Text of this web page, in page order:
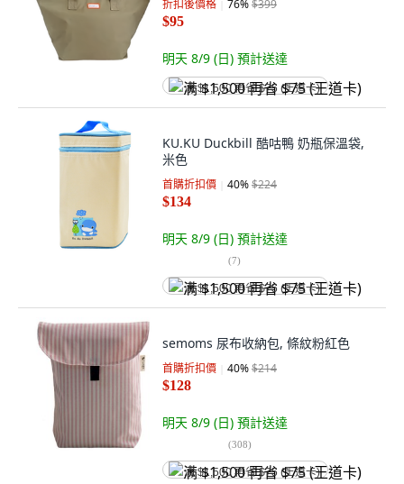
折扣後價格 76%$399
$95
明天 8/9 (日) 預計送達
满 $1,500 再省 $75 (王道卡)
KU.KU Duckbill 酷咕鴨 奶瓶保溫袋,
米色
首購折扣價 40%$224
$134
明天 8/9 (日) 預計送達
(7)
满 $1,500 再省 $75 (王道卡)
semoms 尿布收納包, 條紋粉紅色
首購折扣價 40%$214
$128
明天 8/9 (日) 預計送達
(308)
满 $1,500 再省 $75 (王道卡)